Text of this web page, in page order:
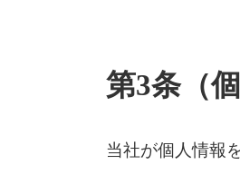
第3条（
当社が個人情報